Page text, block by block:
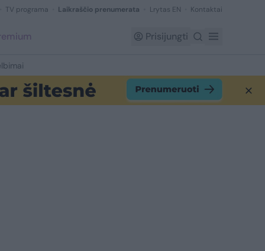
TV programa Laikraščio prenumerata Lrytas EN Kontaktai
Prisijungti